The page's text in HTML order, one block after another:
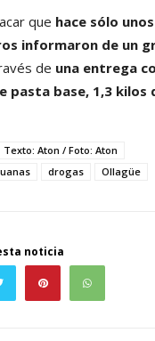
que hace sólo
informaron de un
de una entrega
pasta base, 1,3
Texto: Aton / Foto: Aton
drogas Ollagüe
noticia